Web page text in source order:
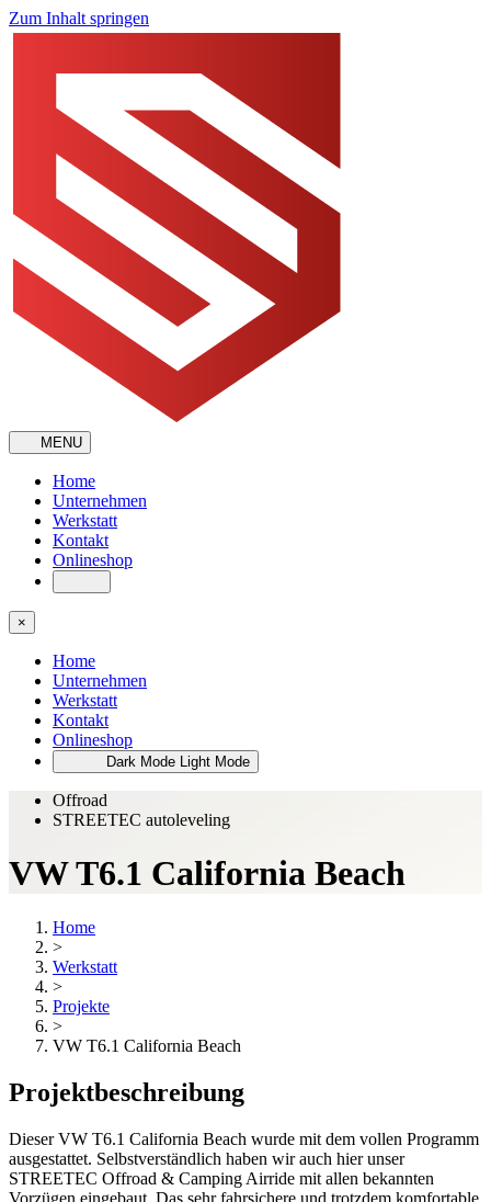
Zum Inhalt springen
MENU
Home
Unternehmen
Werkstatt
Kontakt
Onlineshop
×
Home
Unternehmen
Werkstatt
Kontakt
Onlineshop
Dark Mode Light Mode
Offroad
STREETEC autoleveling
VW T6.1 California Beach
Home
>
Werkstatt
>
Projekte
>
VW T6.1 California Beach
Projektbeschreibung
Dieser VW T6.1 California Beach wurde mit dem vollen Programm
ausgestattet. Selbstverständlich haben wir auch hier unser
STREETEC Offroad & Camping Airride mit allen bekannten
Vorzügen eingebaut. Das sehr fahrsichere und trotzdem komfortable